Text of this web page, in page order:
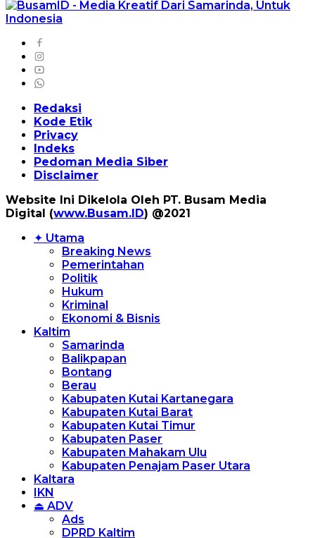
Redaksi
Kode Etik
Privacy
Indeks
Pedoman Media Siber
Disclaimer
Website Ini Dikelola Oleh PT. Busam Media
Digital (www.Busam.ID) @2021
✦ Utama
Breaking News
Pemerintahan
Politik
Hukum
Kriminal
Ekonomi & Bisnis
Kaltim
Samarinda
Balikpapan
Bontang
Berau
Kabupaten Kutai Kartanegara
Kabupaten Kutai Barat
Kabupaten Kutai Timur
Kabupaten Paser
Kabupaten Mahakam Ulu
Kabupaten Penajam Paser Utara
Kaltara
IKN
⏏ ADV
Ads
DPRD Kaltim